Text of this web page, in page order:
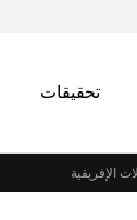
تحقيقات
الإفريقية